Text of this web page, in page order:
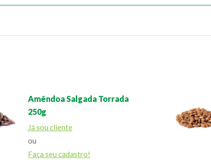
Amêndoa Salgada Torrada
250g
Já sou cliente
ou
Faça seu cadastro!